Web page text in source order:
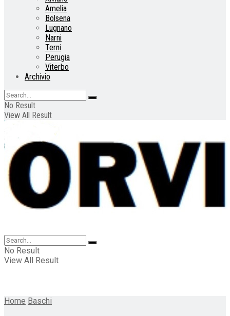
Amelia
Bolsena
Lugnano
Narni
Terni
Perugia
Viterbo
Archivio
No Result
View All Result
No Result
View All Result
Home Baschi